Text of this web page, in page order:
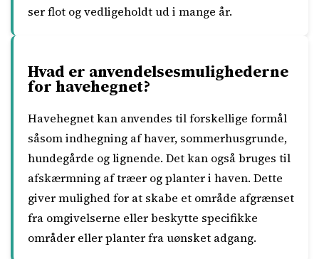
ser flot og vedligeholdt ud i mange år.
Hvad er anvendelsesmulighederne
for havehegnet?
Havehegnet kan anvendes til forskellige formål
såsom indhegning af haver, sommerhusgrunde,
hundegårde og lignende. Det kan også bruges til
afskærmning af træer og planter i haven. Dette
giver mulighed for at skabe et område afgrænset
fra omgivelserne eller beskytte specifikke
områder eller planter fra uønsket adgang.